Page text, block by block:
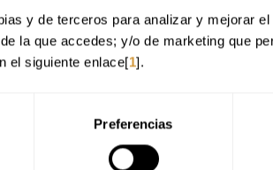
y de terceros para analizar y mejorar
la que accedes; y/o de marketing que
el siguiente enlace[1].
Preferencias
pistacho y nuevos ingredientes de otros países como el
de texturas y elaboraciones más delicadas, incluso